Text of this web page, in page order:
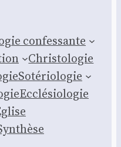
confes­sante
Chris­to­lo­gie
Soté­rio­lo­gie
Ecclé­sio­lo­gie